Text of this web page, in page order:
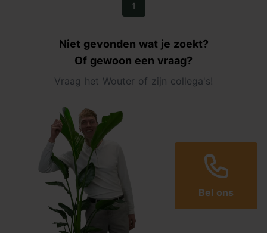
1
Niet gevonden wat je zoekt?
Of gewoon een vraag?
Vraag het Wouter of zijn collega's!
Bel ons